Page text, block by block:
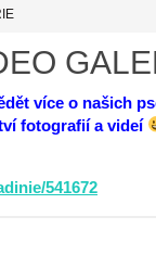
více o našich
fotografií a videí
541672